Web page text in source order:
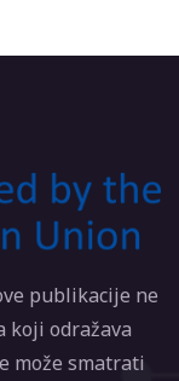
publikacije ne
koji odražava
može smatrati